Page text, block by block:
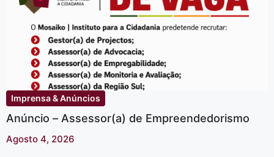
Imprensa & Anúncios
Anúncio – Assessor(a) de Empreendedorismo
Agosto 4, 2026